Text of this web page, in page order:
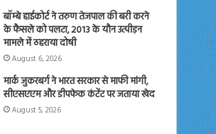
बॉम्बे हाईकोर्ट ने तरुण तेजपाल की बरी करने
के फैसले को पलटा, 2013 के यौन उत्पीड़न
मामले में ठहराया दोषी
August 6, 2026
मार्क जुकरबर्ग ने भारत सरकार से माफी मांगी,
सीएसएएम और डीपफेक कंटेंट पर जताया खेद
August 5, 2026